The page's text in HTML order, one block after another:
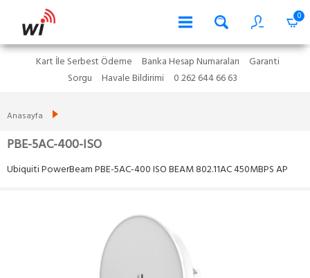
0
Kart İle Serbest Ödeme Banka Hesap Numaraları
Garanti
Sorgu
Havale Bildirimi 0 262 644 66 63
Anasayfa
PBE-5AC-400-ISO
Ubiquiti PowerBeam PBE-5AC-400 ISO BEAM 802.11AC 450MBPS AP